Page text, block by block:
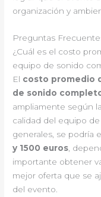
organización y
Preguntas
¿Cuál es el costo
equipo de sonido
El costo promedio
de sonido
ampliamente según
calidad del equipo
generales, se podría
y 1500 euros ,
importante obtener
mejor oferta que se
del evento.